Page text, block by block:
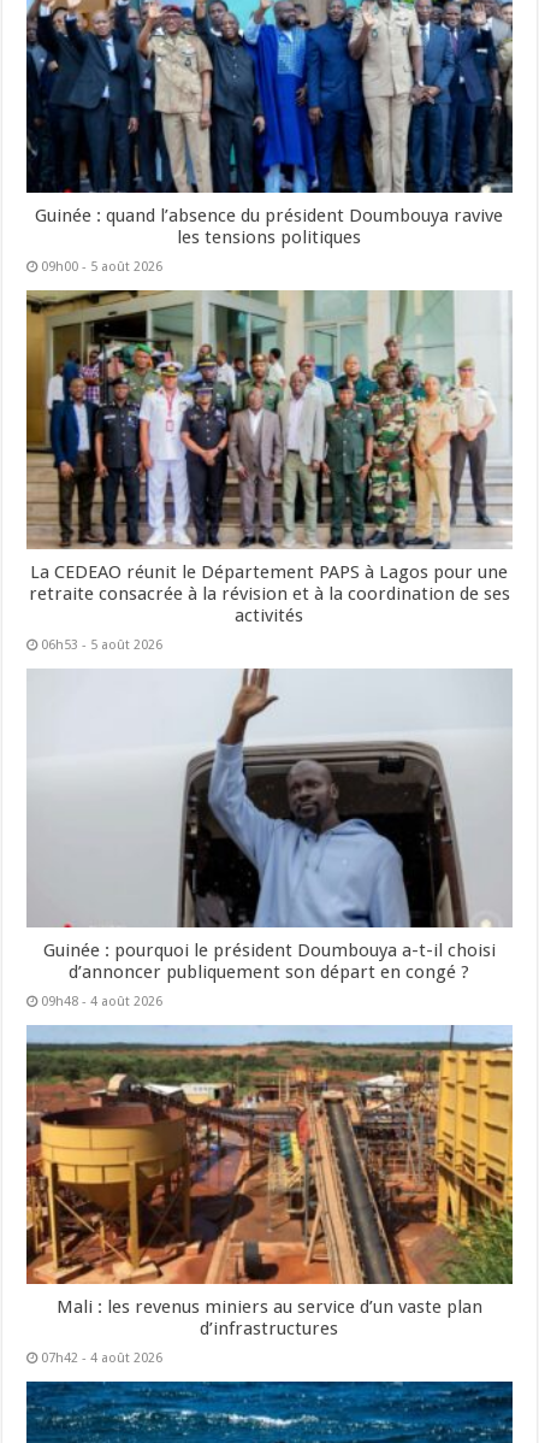
Guinée : quand l’absence du président Doumbouya ravive
les tensions politiques
09h00 - 5 août 2026
La CEDEAO réunit le Département PAPS à Lagos pour une
retraite consacrée à la révision et à la coordination de ses
activités
06h53 - 5 août 2026
Guinée : pourquoi le président Doumbouya a-t-il choisi
d’annoncer publiquement son départ en congé ?
09h48 - 4 août 2026
Mali : les revenus miniers au service d’un vaste plan
d’infrastructures
07h42 - 4 août 2026